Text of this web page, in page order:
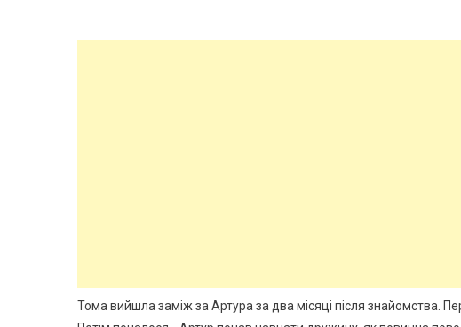
Тома вийшла заміж за Артура за два місяці після знайомства.